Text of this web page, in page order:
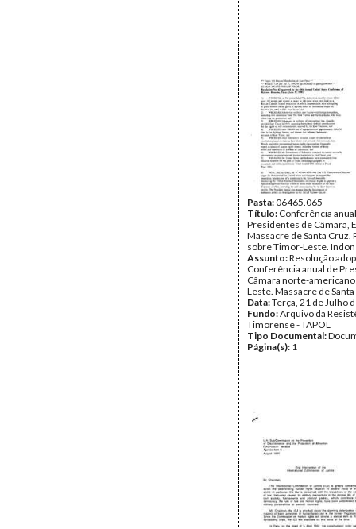
Pasta:06465.065
Título: Conferência
Presidentes de Câmara,
Massacre de Santa Cruz.
sobre Timor-Leste.
Assunto:Resolução
Conferência anual de
Câmara norte-
Leste. Massacre de
Data:Terça, 21 de Julho
Fundo:Arquivo da
Timorense - TAPOL
Tipo Documental:
Página(s): 1